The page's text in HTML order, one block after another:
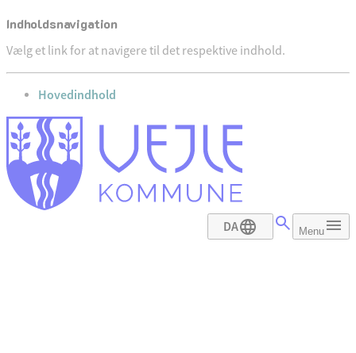
Indholdsnavigation
Vælg et link for at navigere til det respektive indhold.
gå til
Hovedindhold
DA Menu